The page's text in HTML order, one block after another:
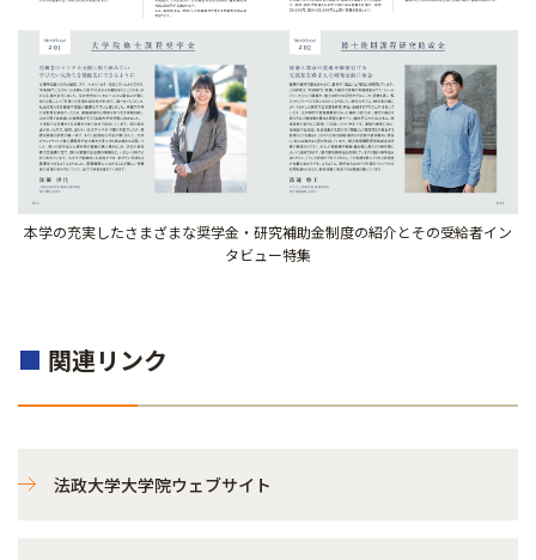
本学の充実したさまざまな奨学金・研究補助金制度の紹介とその受給者イン
タビュー特集
■ 関連リンク
法政大学大学院ウェブサイト